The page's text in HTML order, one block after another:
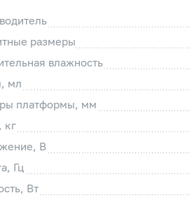
размеры
влажность
мл
платформы, мм
кг
В
Гц
Вт